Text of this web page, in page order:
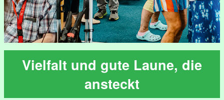
Vielfalt und gute Laune, die
ansteckt